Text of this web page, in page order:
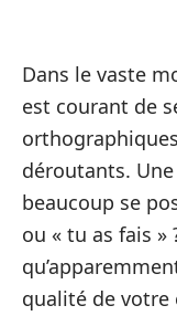
Dans le vaste
est courant de
déroutants.
beaucoup se
ou « tu as fais »
qualité de votre